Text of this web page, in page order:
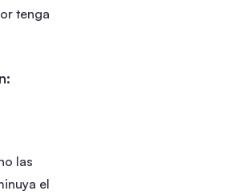
tenga
las
el